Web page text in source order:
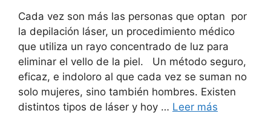
Cada vez son más las personas que optan por
la depilación láser, un procedimiento médico
que utiliza un rayo concentrado de luz para
eliminar el vello de la piel. Un método seguro,
eficaz, e indoloro al que cada vez se suman no
solo mujeres, sino también hombres. Existen
distintos tipos de láser y hoy … Leer más